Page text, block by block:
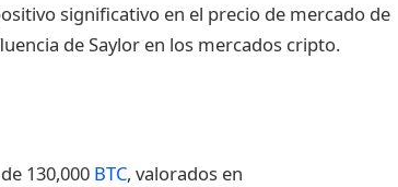
significativo en el precio de mercado de
de Saylor en los mercados cripto.
130,000 BTC, valorados en